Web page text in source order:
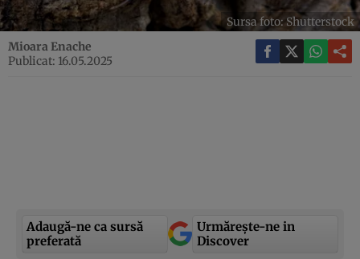
Sursa foto: Shutterstock
Mioara Enache
Publicat: 16.05.2025
Adaugă-ne ca sursă
preferată
Urmărește-ne in
Discover